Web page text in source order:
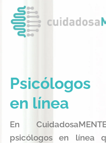
Psicólogos
en línea
En
psicólogos en línea